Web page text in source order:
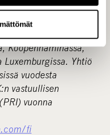
sekä analyysi-,
palvelut. CapManin
Kööpenhaminassa,
Luxemburgissa. Yhtiö
vuodesta
vastuullisen
vuonna
fi